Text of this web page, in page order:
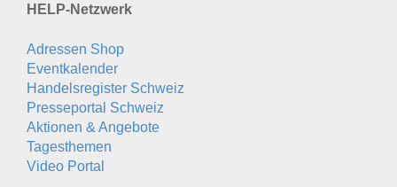
HELP-Netzwerk
Adressen Shop
Eventkalender
Handelsregister Schweiz
Presseportal Schweiz
Aktionen & Angebote
Tagesthemen
Video Portal